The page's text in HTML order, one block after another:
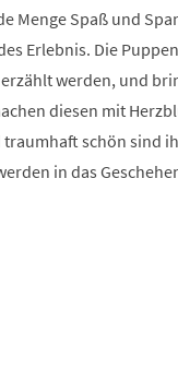
Spaß und
Erlebnis. Die
werden, und
diesen mit
schön sind
in das